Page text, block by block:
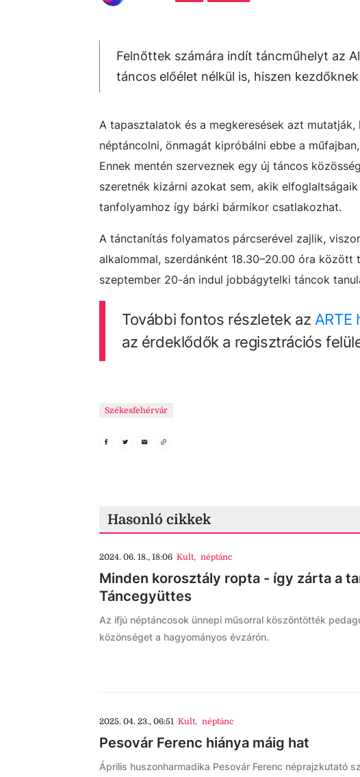
Felnőttek számára indít táncműhelyt az
táncos előélet nélkül is, hiszen
A tapasztalatok és a megkeresések azt
néptáncolni, önmagát kipróbálni ebbe a
Ennek mentén szerveznek egy új táncos
szeretnék kizárni azokat sem, akik
tanfolyamhoz így bárki bármikor csatlakozhat.
A tánctanítás folyamatos párcserével zajlik,
alkalommal, szerdánként 18.30–20.00 óra
szeptember 20-án indul jobbágytelki táncok
További fontos részletek az ARTE
az érdeklődők a regisztrációs
Székesfehérvár
Hasonló cikkek
2024. 06. 18., 18:06 Kult, néptánc
Minden korosztály ropta - így zárta a
Táncegyüttes
Az ifjú néptáncosok ünnepi műsorral köszöntötték
közönséget a hagyományos évzárón.
2025. 04. 23., 06:51 Kult, néptánc
Pesovár Ferenc hiánya máig hat
Április huszonharmadika Pesovár Ferenc néprajzkutató